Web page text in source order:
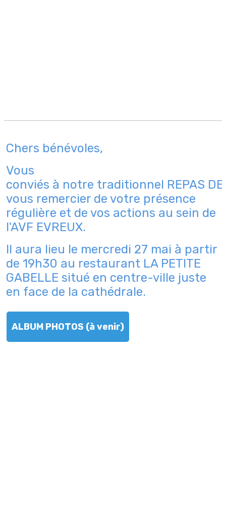
Chers bénévoles,
Vous
conviés à notre traditionnel REPAS DE
vous remercier de votre présence
régulière et de vos actions au sein de
l'AVF EVREUX.
Il aura lieu le mercredi 27 mai à partir
de 19h30 au restaurant LA PETITE
GABELLE situé en centre-ville juste
en face de la cathédrale.
ALBUM PHOTOS (à venir)